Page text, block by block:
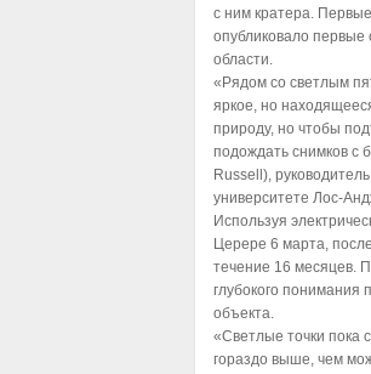
с ним кратера.
опубликовало
области.
«Рядом со светлым
яркое, но
природу, но чтобы
подождать снимков с
Russell),
университете Лос-
Используя
Церере 6 марта,
течение 16 месяцев.
глубокого понимания
объекта.
«Светлые точки пока
гораздо выше, чем